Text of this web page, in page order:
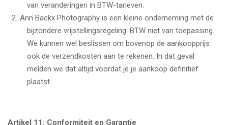
van veranderingen in BTW-tarieven.
Ann Backx Photography is een kleine onderneming met de
bijzondere vrijstellingsregeling. BTW niet van toepassing.
We kunnen wel beslissen om bovenop de aankoopprijs
ook de verzendkosten aan te rekenen. In dat geval
melden we dat altijd voordat je je aankoop definitief
plaatst.
Artikel 11: Conformiteit en Garantie